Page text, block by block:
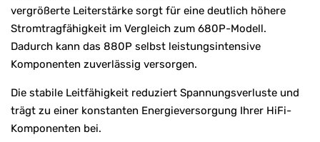
vergrößerte Leiterstärke sorgt für eine deutlich höhere
Stromtragfähigkeit im Vergleich zum 680P-Modell.
Dadurch kann das 880P selbst leistungsintensive
Komponenten zuverlässig versorgen.
Die stabile Leitfähigkeit reduziert Spannungsverluste und
trägt zu einer konstanten Energieversorgung Ihrer HiFi-
Komponenten bei.